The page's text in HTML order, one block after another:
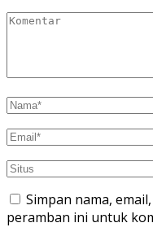
Simpan nama,
peramban ini untuk